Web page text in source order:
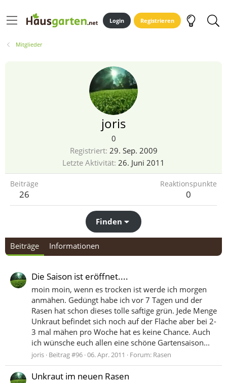
Login Registrieren
Mitglieder
joris
0
Registriert 29. Sep. 2009
Letzte Aktivität 26. Juni 2011
Beiträge
26
Reaktionspunkte
0
Finden
Beiträge Informationen
Die Saison ist eröffnet....
moin moin, wenn es trocken ist werde ich morgen
anmähen. Gedüngt habe ich vor 7 Tagen und der
Rasen hat schon dieses tolle saftige grün. Jede Menge
Unkraut befindet sich noch auf der Fläche aber bei 2-
3 mal mähen pro Woche hat es keine Chance. Auch
ich wünsche euch allen eine schöne Gartensaison...
joris Beitrag #96 06. Apr. 2011 Forum: Rasen
Unkraut im neuen Rasen